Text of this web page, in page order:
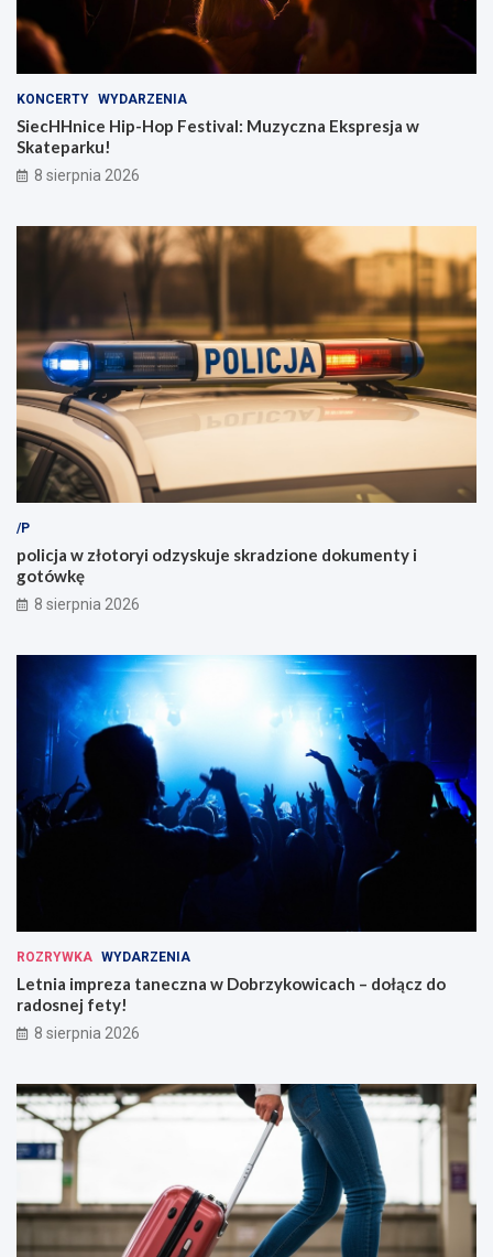
KONCERTY WYDARZENIA
SiecHHnice Hip-Hop Festival: Muzyczna Ekspresja w
Skateparku!
8 sierpnia 2026
/P
policja w złotoryi odzyskuje skradzione dokumenty i
gotówkę
8 sierpnia 2026
ROZRYWKA WYDARZENIA
Letnia impreza taneczna w Dobrzykowicach – dołącz do
radosnej fety!
8 sierpnia 2026